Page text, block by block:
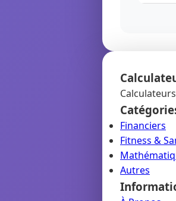
Financiers
Fitness &
Autres